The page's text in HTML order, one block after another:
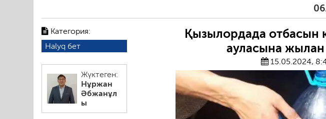
Категория:
Halyq бет
Жүктеген:
Нұржан
Әбжанұл
ы
Қызылордада отбасын
ауласына жылан
15.05.2024,